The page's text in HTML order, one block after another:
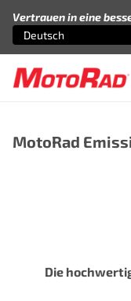
Vertrauen in eine
Wählen Sie eine
Deutsch
Wählen Sie eine
MotoRad
Die